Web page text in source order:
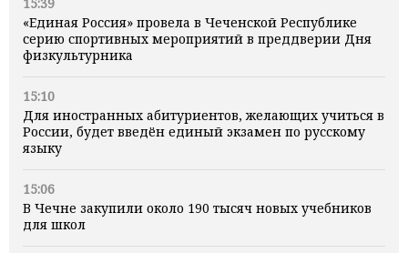
«Единая Россия» провела в Чеченской Республике
серию спортивных мероприятий в преддверии Дня
физкультурника
15:10
Для иностранных абитуриентов, желающих учиться в
России, будет введён единый экзамен по русскому
языку
15:06
В Чечне закупили около 190 тысяч новых учебников
для школ